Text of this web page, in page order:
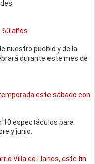
60 años
nuestro pueblo y de la
durante este mes de
este sábado con
10 espectáculos para
y junio.
Villa de Llanes, este fin